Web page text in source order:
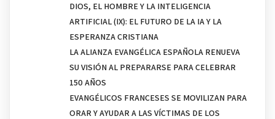
DIOS, EL HOMBRE Y LA INTELIGENCIA
ARTIFICIAL (IX): EL FUTURO DE LA IA Y LA
ESPERANZA CRISTIANA
LA ALIANZA EVANGÉLICA ESPAÑOLA RENUEVA
SU VISIÓN AL PREPARARSE PARA CELEBRAR
150 AÑOS
EVANGÉLICOS FRANCESES SE MOVILIZAN PARA
ORAR Y AYUDAR A LAS VÍCTIMAS DE LOS